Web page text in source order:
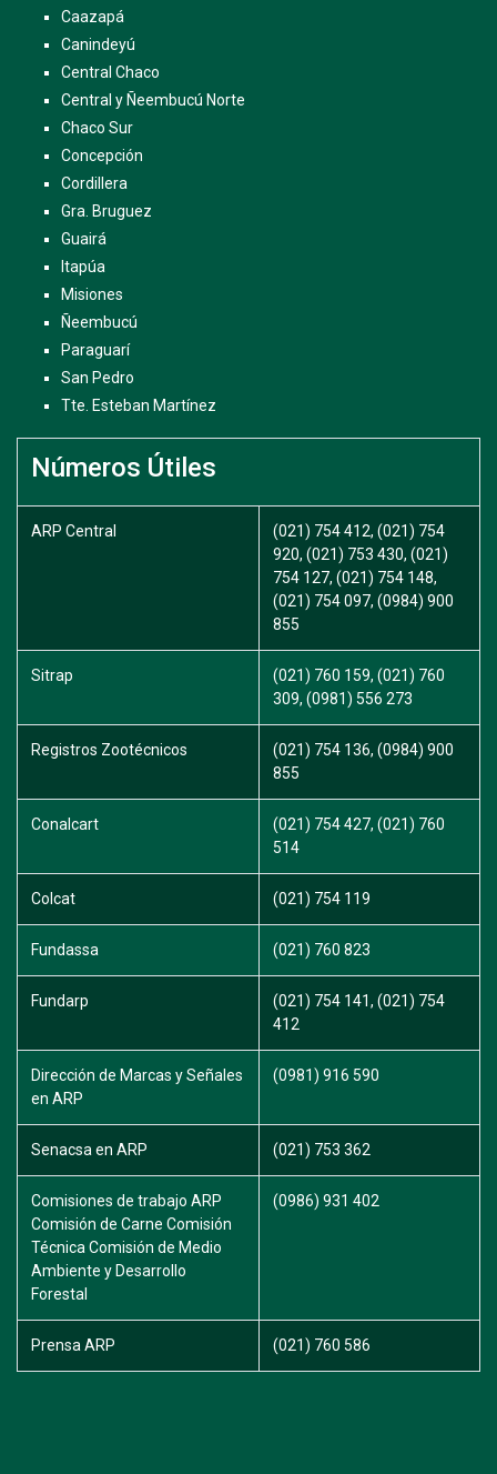
Caazapá
Canindeyú
Central Chaco
Central y Ñeembucú Norte
Chaco Sur
Concepción
Cordillera
Gra. Bruguez
Guairá
Itapúa
Misiones
Ñeembucú
Paraguarí
San Pedro
Tte. Esteban Martínez
Números Útiles
ARP Central
(021) 754 412, (021) 754
920, (021) 753 430, (021)
754 127, (021) 754 148,
(021) 754 097, (0984) 900
855
Sitrap
(021) 760 159, (021) 760
309, (0981) 556 273
Registros Zootécnicos
(021) 754 136, (0984) 900
855
Conalcart
(021) 754 427, (021) 760
514
Colcat (021) 754 119
Fundassa (021) 760 823
Fundarp
(021) 754 141, (021) 754
412
Dirección de Marcas y Señales
en ARP
(0981) 916 590
Senacsa en ARP (021) 753 362
Comisiones de trabajo ARP
Comisión de Carne Comisión
Técnica Comisión de Medio
Ambiente y Desarrollo
Forestal
(0986) 931 402
Prensa ARP (021) 760 586